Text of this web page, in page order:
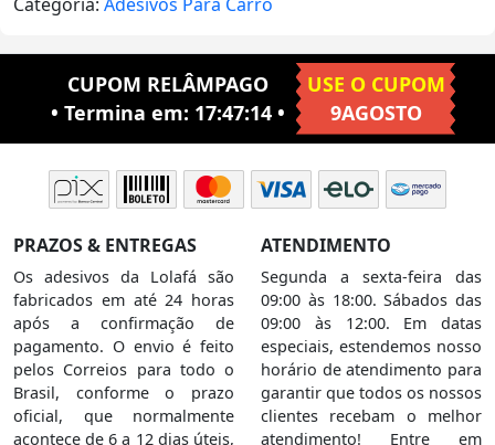
CUPOM RELÂMPAGO
• Termina em: 17:47:13•
USE O CUPOM
9AGOSTO
PRAZOS & ENTREGAS
Os adesivos da Lolafá são
fabricados em até 24 horas
após a confirmação de
pagamento. O envio é feito
pelos Correios para todo o
Brasil, conforme o prazo
oficial, que normalmente
acontece de 6 a 12 dias úteis,
ATENDIMENTO
Segunda a sexta-feira das
09:00 às 18:00. Sábados das
09:00 às 12:00. Em datas
especiais, estendemos nosso
horário de atendimento para
garantir que todos os nossos
clientes recebam o melhor
atendimento! Entre em